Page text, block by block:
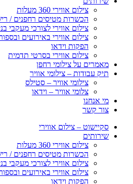
צילום אווירי 360 מעלות
הכשרות מטיסים רחפנים /
צילום אווירי לצורכי מעקבי
צילום אווירי באירועים
הפקות וידאו
צילום אווירי בסרטי תדמית
מאמרים על צילומי רחפן
תיק עבודות – צילומי אוויר
צילומי אוויר – סטילס
צלומי אוויר – וידאו
מי אנחנו
צור קשר
סקיישוט – צילום אווירי
שירותים
צילום אווירי 360 מעלות
הכשרות מטיסים רחפנים /
צילום אווירי לצורכי מעקבי
צילום אווירי באירועים
הפקות וידאו